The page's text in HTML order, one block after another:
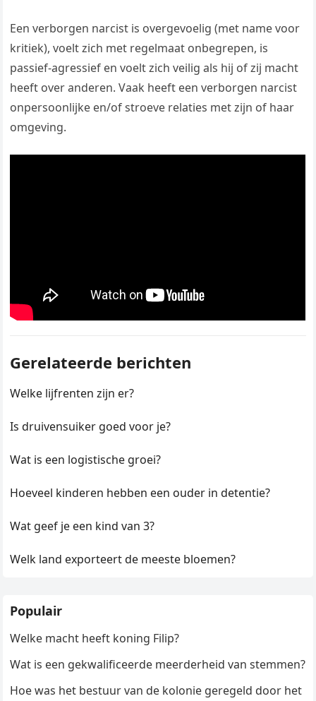
Een verborgen narcist is overgevoelig (met name voor
kritiek), voelt zich met regelmaat onbegrepen, is
passief-agressief en voelt zich veilig als hij of zij macht
heeft over anderen. Vaak heeft een verborgen narcist
onpersoonlijke en/of stroeve relaties met zijn of haar
omgeving.
Gerelateerde berichten
Welke lijfrenten zijn er?
Is druivensuiker goed voor je?
Wat is een logistische groei?
Hoeveel kinderen hebben een ouder in detentie?
Wat geef je een kind van 3?
Welk land exporteert de meeste bloemen?
Populair
Welke macht heeft koning Filip?
Wat is een gekwalificeerde meerderheid van stemmen?
Hoe was het bestuur van de kolonie geregeld door het